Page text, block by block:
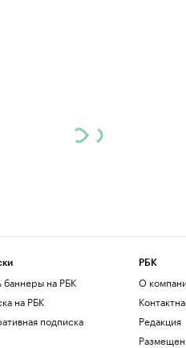
баннеры на РБК
на РБК
подписка
РБК
О
Редакция